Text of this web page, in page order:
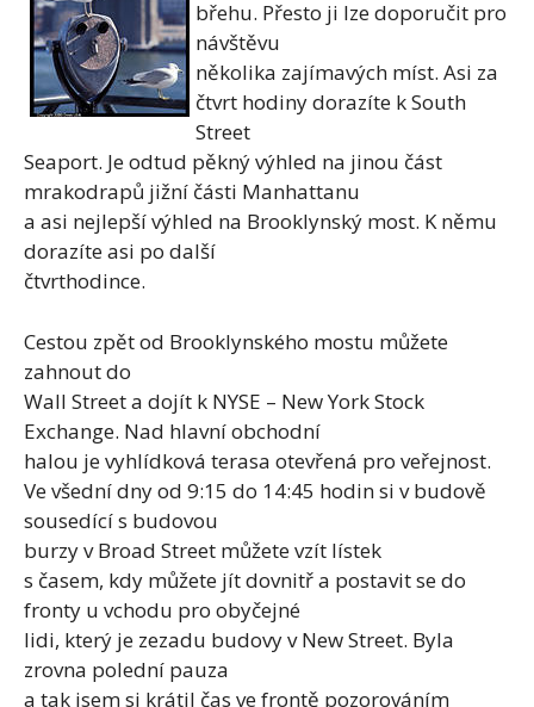
břehu. Přesto ji lze doporučit pro
návštěvu
několika zajímavých míst. Asi za
čtvrt hodiny dorazíte k South
Street
Seaport. Je odtud pěkný výhled na jinou část
mrakodrapů jižní části Manhattanu
a asi nejlepší výhled na Brooklynský most. K němu
dorazíte asi po další
čtvrthodince.
Cestou zpět od Brooklynského mostu můžete
zahnout do
Wall Street a dojít k NYSE – New York Stock
Exchange. Nad hlavní obchodní
halou je vyhlídková terasa otevřená pro veřejnost.
Ve všední dny od 9:15 do 14:45 hodin si v budově
sousedící s budovou
burzy v Broad Street můžete vzít lístek
s časem, kdy můžete jít dovnitř a postavit se do
fronty u vchodu pro obyčejné
lidi, který je zezadu budovy v New Street. Byla
zrovna polední pauza
a tak jsem si krátil čas ve frontě pozorováním